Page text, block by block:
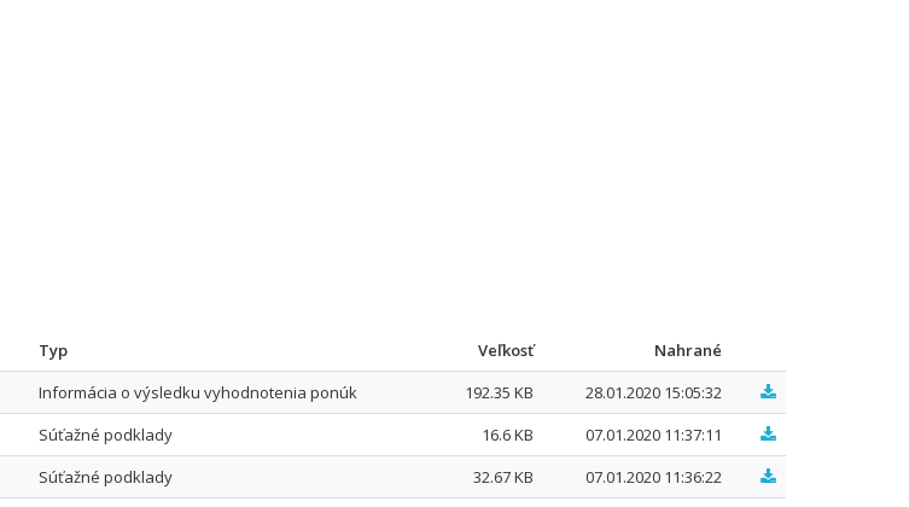
Typ Veľkosť
Nahrané
Informácia o výsledku vyhodnotenia ponúk 192.35 KB
28.01.2020 15:05:32
Súťažné podklady 16.6 KB
07.01.2020 11:37:11
Súťažné podklady 32.67 KB 07.01.2020 11:36:22